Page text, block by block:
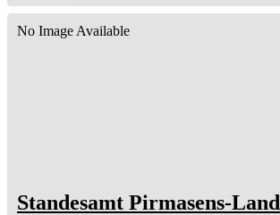
No Image Available
Standesamt Pirmasens-Land